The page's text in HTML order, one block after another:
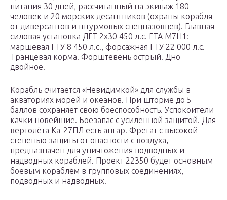
питания 30 дней, рассчитанный на экипаж 180
человек и 20 морских десантников (охраны корабля
от диверсантов и штурмовых спецназовцев). Главная
силовая установка ДГТ 2х30 450 л.с. ГТА М7Н1:
маршевая ГТУ 8 450 л.с., форсажная ГТУ 22 000 л.с.
Транцевая корма. Форштевень острый. Дно
двойное.
Корабль считается «Невидимкой» для службы в
акваториях морей и океанов. При шторме до 5
баллов сохраняет свою боеспособность. Успокоители
качки новейшие. Боезапас с усиленной защитой. Для
вертолёта Ка-27ПЛ есть ангар. Фрегат с высокой
степенью защиты от опасности с воздуха,
предназначен для уничтожения подводных и
надводных кораблей. Проект 22350 будет основным
боевым кораблём в групповых соединениях,
подводных и надводных.